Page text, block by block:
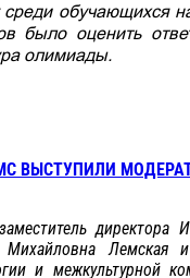
обучающихся
было оценить
олимиады.
ВЫСТУПИЛИ
Михайловна Лемская
и межкультурной